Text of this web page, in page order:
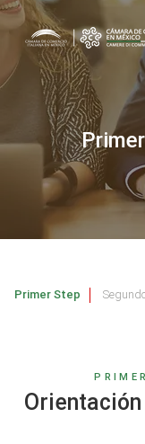
Primer Step